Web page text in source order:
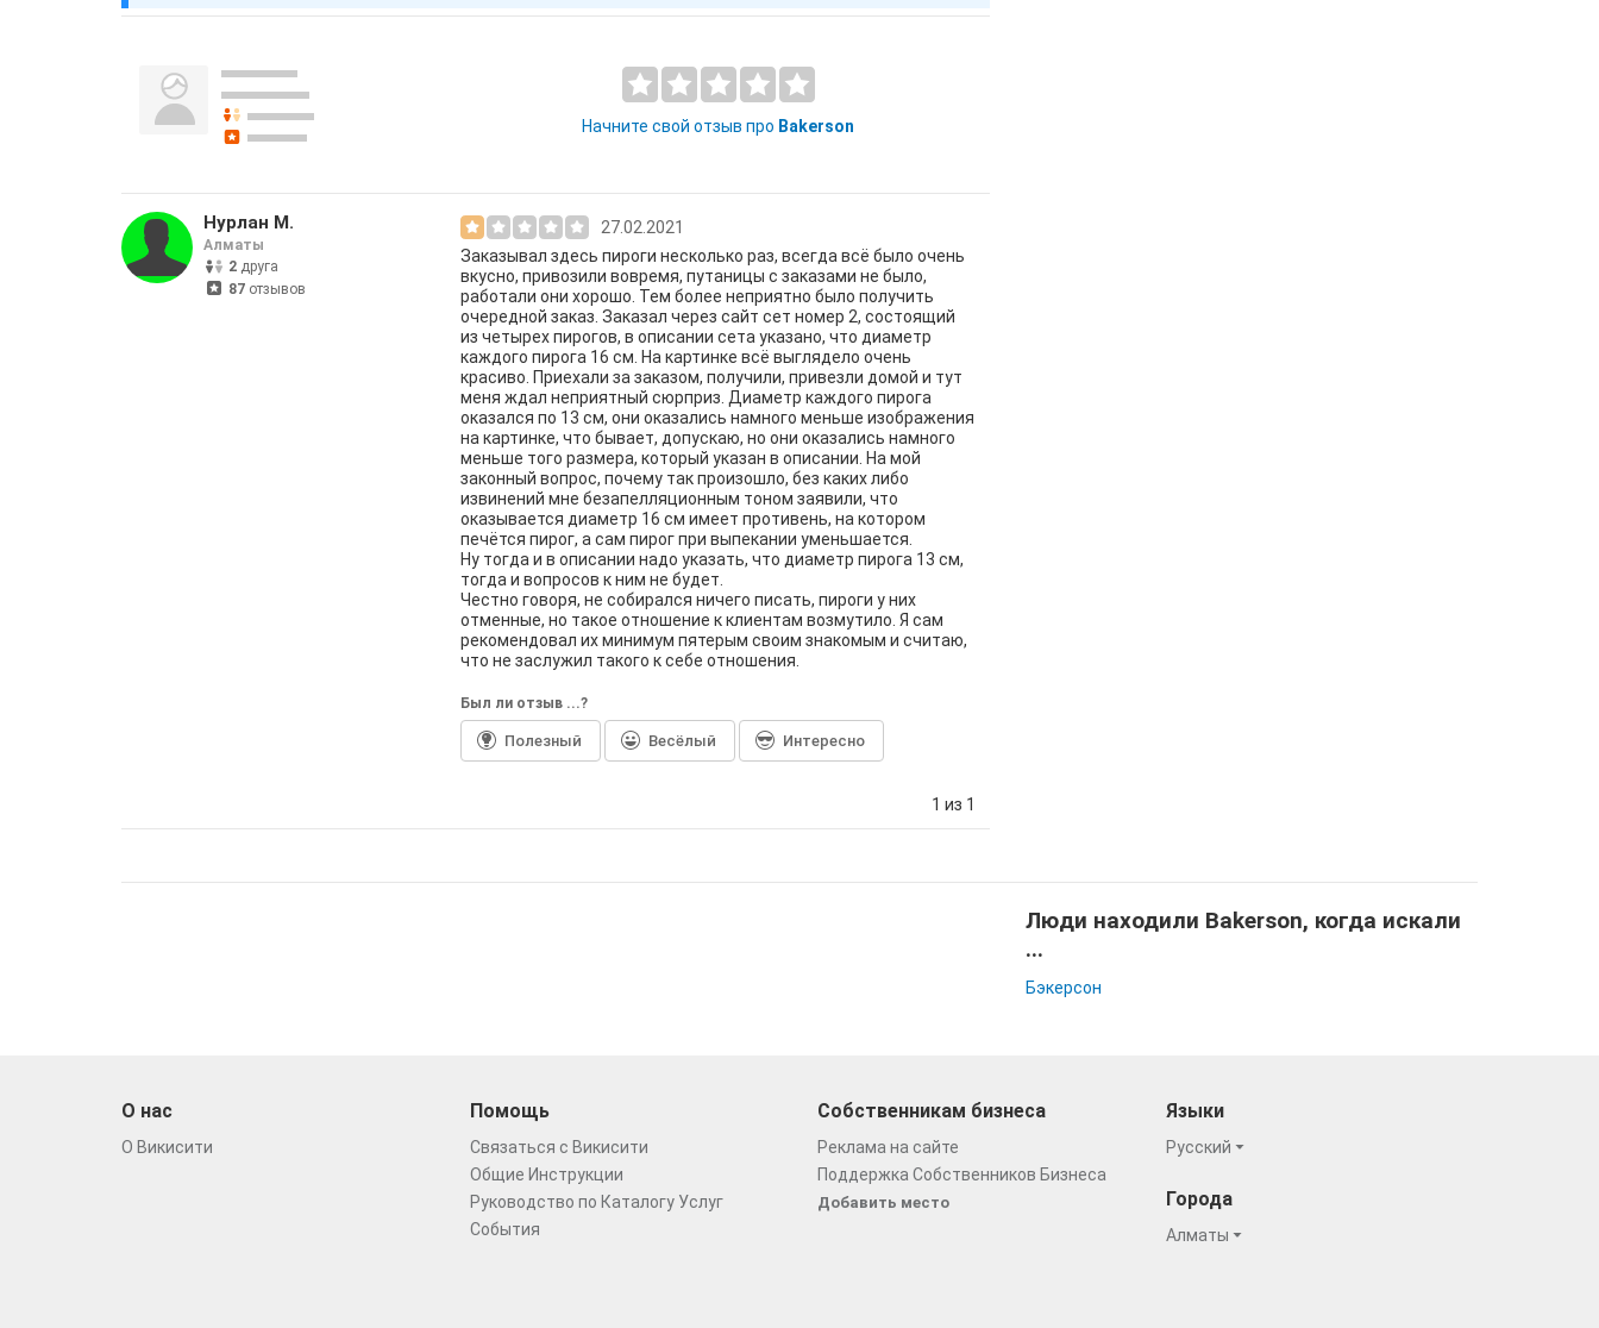
Начните свой отзыв про Bakerson
Нурлан М.
Алматы
2 друга
87 отзывов
27.02.2021
Заказывал здесь пироги несколько раз, всегда всё было очень
вкусно, привозили вовремя, путаницы с заказами не было,
работали они хорошо. Тем более неприятно было получить
очередной заказ. Заказал через сайт сет номер 2, состоящий
из четырех пирогов, в описании сета указано, что диаметр
каждого пирога 16 см. На картинке всё выглядело очень
красиво. Приехали за заказом, получили, привезли домой и тут
меня ждал неприятный сюрприз. Диаметр каждого пирога
оказался по 13 см, они оказались намного меньше изображения
на картинке, что бывает, допускаю, но они оказались намного
меньше того размера, который указан в описании. На мой
законный вопрос, почему так произошло, без каких либо
извинений мне безапелляционным тоном заявили, что
оказывается диаметр 16 см имеет противень, на котором
печётся пирог, а сам пирог при выпекании уменьшается.
Ну тогда и в описании надо указать, что диаметр пирога 13 см,
тогда и вопросов к ним не будет.
Честно говоря, не собирался ничего писать, пироги у них
отменные, но такое отношение к клиентам возмутило. Я сам
рекомендовал их минимум пятерым своим знакомым и считаю,
что не заслужил такого к себе отношения.
Был ли отзыв ...?
Полезный Весёлый Интересно
1 из 1
Люди находили Bakerson, когда искали
...
Бэкерсон
О нас
О Викисити
Помощь
Связаться с Викисити
Общие Инструкции
Руководство по Каталогу Услуг
События
Собственникам бизнеса
Реклама на сайте
Поддержка Собственников Бизнеса
Добавить место
Языки
Русский
Города
Алматы